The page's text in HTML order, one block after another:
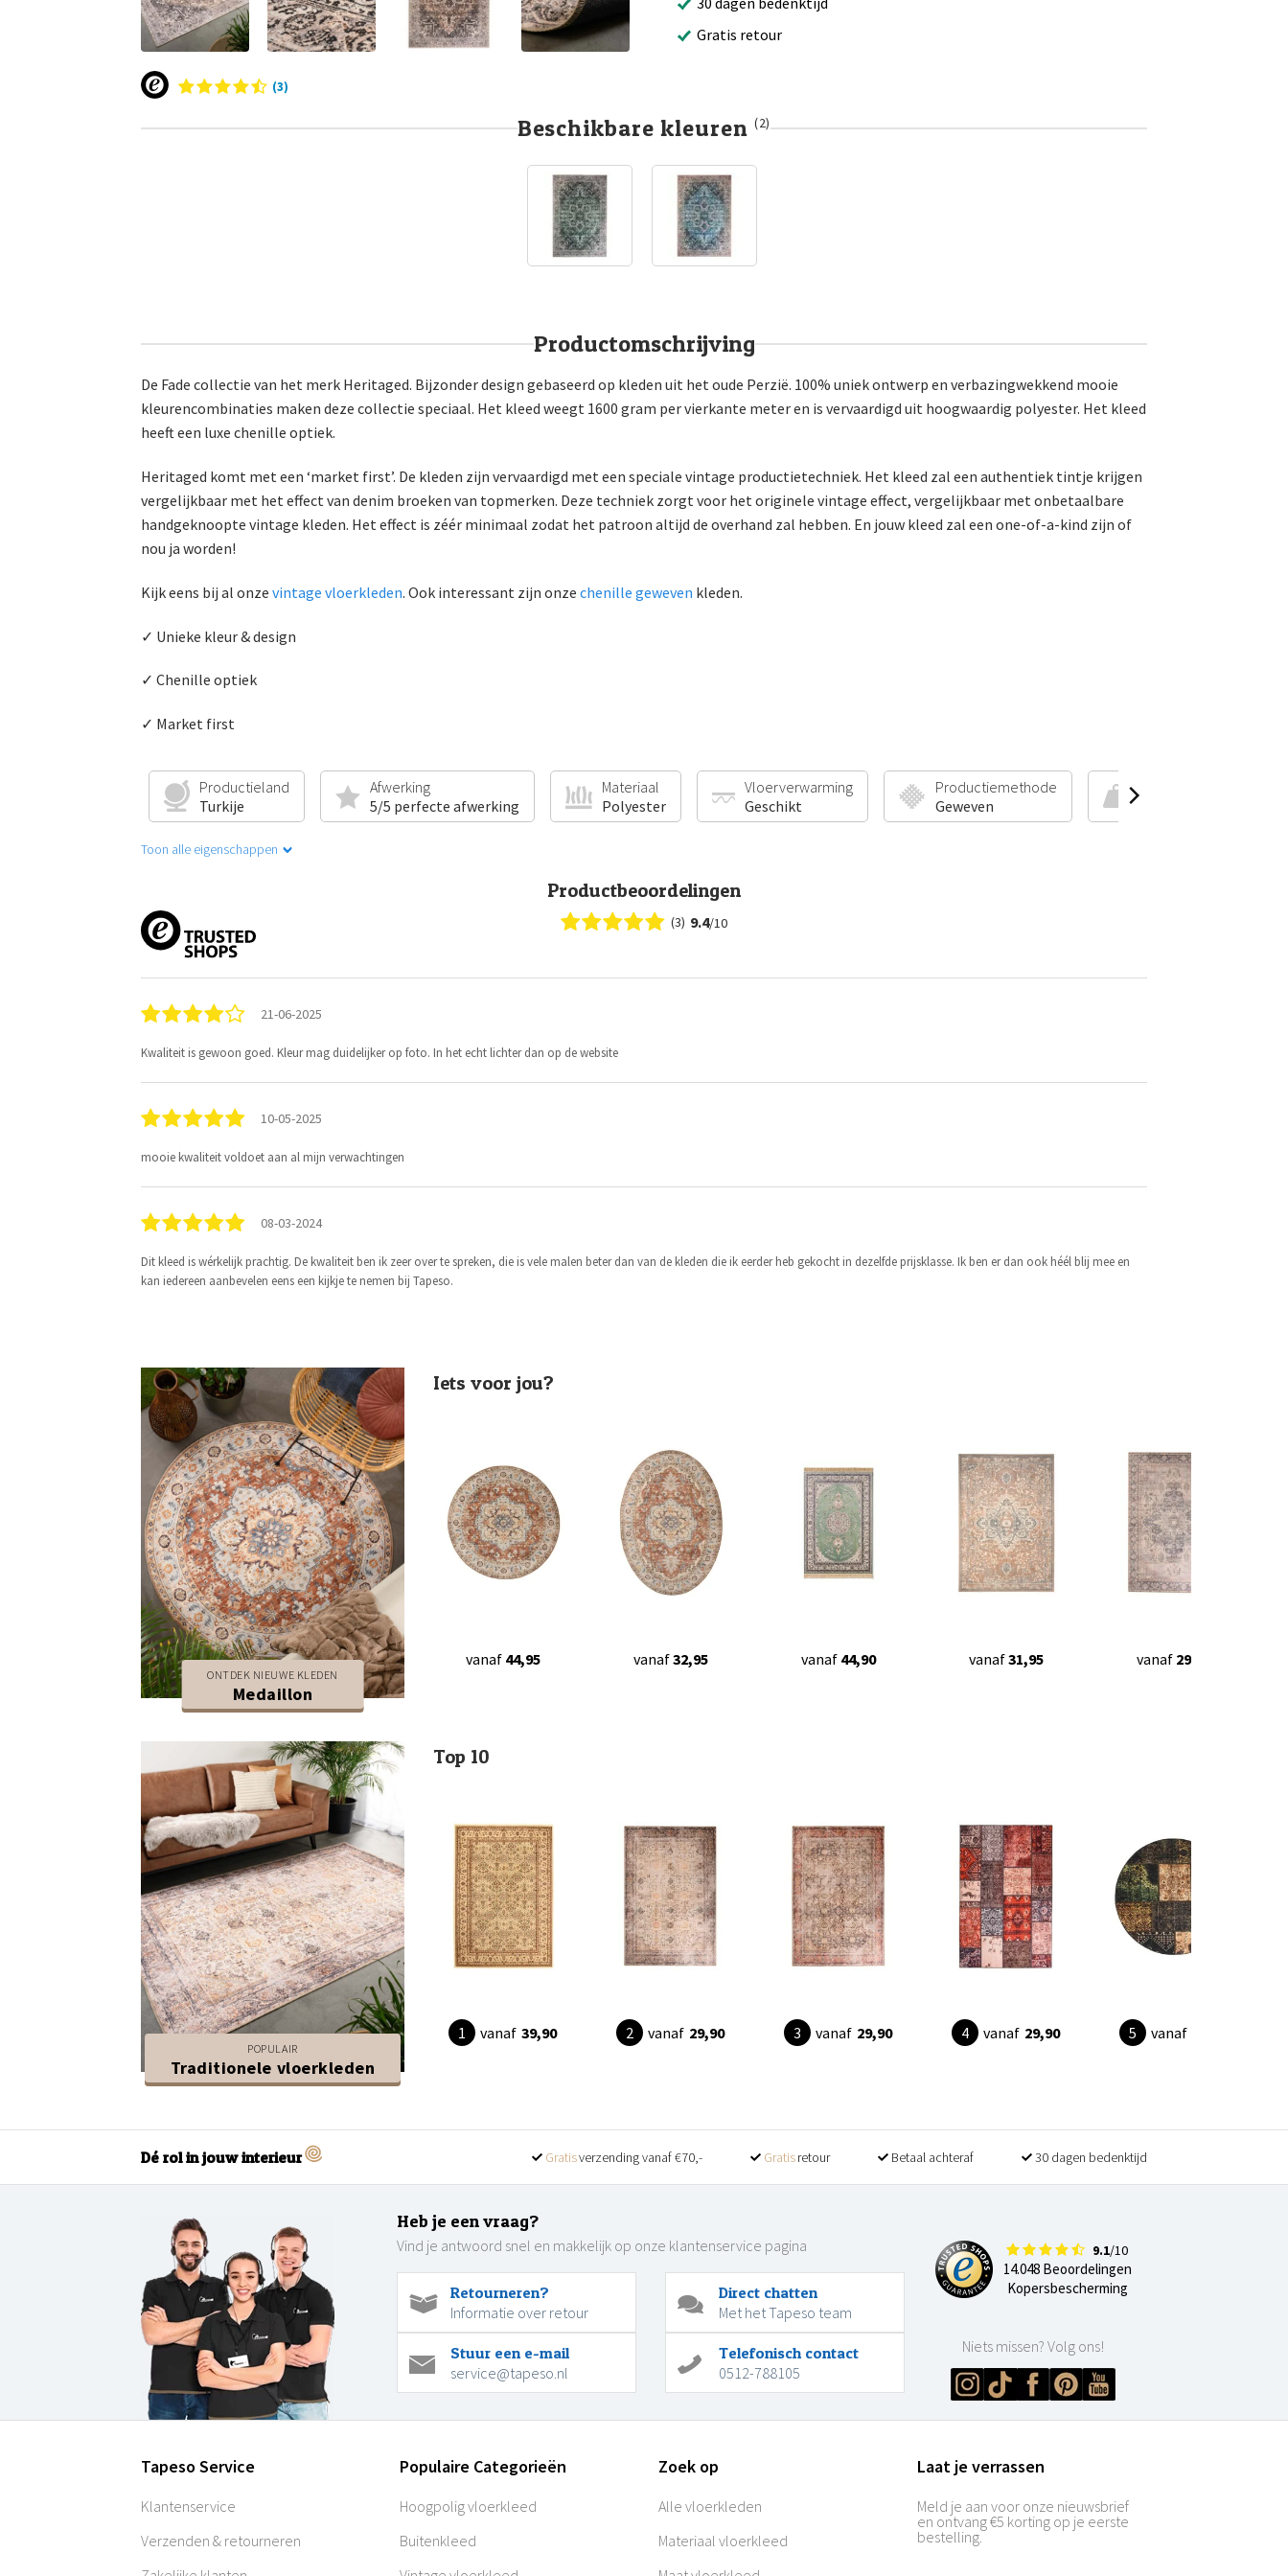
(3)
Gratis retour
Beschikbare kleuren (2)
Productomschrijving
De Fade collectie van het merk Heritaged. Bijzonder design gebaseerd op kleden uit het oude Perzië. 100% uniek ontwerp en verbazingwekkend mooie
kleurencombinaties maken deze collectie speciaal. Het kleed weegt 1600 gram per vierkante meter en is vervaardigd uit hoogwaardig polyester. Het kleed
heeft een luxe chenille optiek.
Heritaged komt met een ‘market first’. De kleden zijn vervaardigd met een speciale vintage productietechniek. Het kleed zal een authentiek tintje krijgen
vergelijkbaar met het effect van denim broeken van topmerken. Deze techniek zorgt voor het originele vintage effect, vergelijkbaar met onbetaalbare
handgeknoopte vintage kleden. Het effect is zéér minimaal zodat het patroon altijd de overhand zal hebben. En jouw kleed zal een one-of-a-kind zijn of
nou ja worden!
Kijk eens bij al onze vintage vloerkleden. Ook interessant zijn onze chenille geweven kleden.
✓ Unieke kleur & design
✓ Chenille optiek
✓ Market first
Productieland
Turkije
Afwerking
5/5 perfecte afwerking
Materiaal
Polyester
Vloerverwarming
Geschikt
Productiemethode
Geweven
Toon alle eigenschappen
Productbeoordelingen
(3) 9.4/10
21-06-2025
Kwaliteit is gewoon goed. Kleur mag duidelijker op foto. In het echt lichter dan op de website
10-05-2025
mooie kwaliteit voldoet aan al mijn verwachtingen
08-03-2024
Dit kleed is wérkelijk prachtig. De kwaliteit ben ik zeer over te spreken, die is vele malen beter dan van de kleden die ik eerder heb gekocht in dezelfde prijsklasse. Ik ben er dan ook héél blij mee en
kan iedereen aanbevelen eens een kijkje te nemen bij Tapeso.
ONTDEK NIEUWE KLEDEN
Medaillon
Iets voor jou?
vanaf 44,95 vanaf32,95 vanaf 44,90 vanaf31,95 vanaf 29,90
POPULAIR
Traditionele vloerkleden
Top 10
vanaf 39,90 vanaf 29,90 vanaf 29,90 vanaf 29,90 vanaf
Dé rol in jouw interieur Gratisverzending vanaf €70,- Gratisretour Betaal achteraf 30 dagen bedenktijd
Heb je een vraag?
Vind je antwoord snel en makkelijk op onze klantenservice pagina
Retourneren?
Informatie over retour
Direct chatten
Met het Tapeso team
Stuur een e-mail
service@tapeso.nl
Telefonisch contact
0512-788105
9.1/10
14.048 Beoordelingen
Kopersbescherming
Niets missen? Volg ons!
Tapeso Service
Klantenservice
Verzenden & retourneren
Populaire Categorieën
Hoogpolig vloerkleed
Buitenkleed
Zoek op
Alle vloerkleden
Materiaal vloerkleed
Laat je verrassen
Meld je aan voor onze nieuwsbrief
en ontvang €5 korting op je eerste
bestelling.